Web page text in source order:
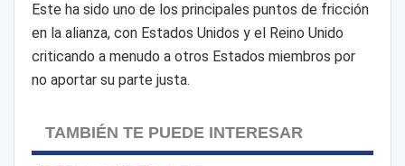
Este ha sido uno de los principales puntos de fricción
en la alianza, con Estados Unidos y el Reino Unido
criticando a menudo a otros Estados miembros por
no aportar su parte justa.
TAMBIÉN TE PUEDE INTERESAR